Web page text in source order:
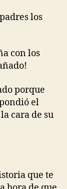
los
con los
porque
el
cara de su
que te